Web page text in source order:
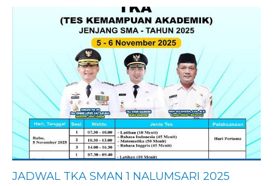
JADWAL TKA SMAN 1 NALUMSARI 2025